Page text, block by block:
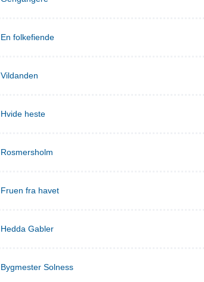
En folkefiende
Vildanden
Hvide heste
Rosmersholm
Fruen fra havet
Hedda Gabler
Bygmester Solness